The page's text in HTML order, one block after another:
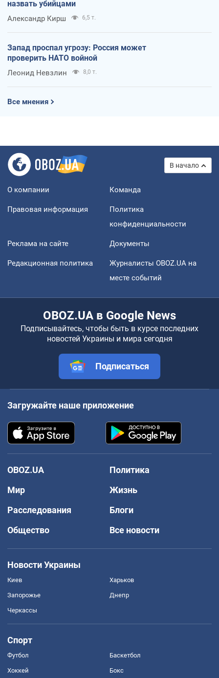
назвать убийцами
Александр Кирш 6,5 т.
Запад проспал угрозу: Россия может
проверить НАТО войной
Леонид Невзлин 8,0 т.
Все мнения
В начало
О компании Команда
Правовая информация
Политика
конфиденциальности
Реклама на сайте Документы
Редакционная политика
Журналисты OBOZ.UA на
месте событий
OBOZ.UA в Google News
Подписывайтесь, чтобы быть в курсе последних
новостей Украины и мира сегодня
Подписаться
Загружайте наше приложение
OBOZ.UA
Политика
Мир
Жизнь
Расследования
Блоги
Общество
Все новости
Новости Украины
Киев Харьков
Запорожье Днепр
Черкассы
Спорт
Футбол Баскетбол
Хоккей Бокс